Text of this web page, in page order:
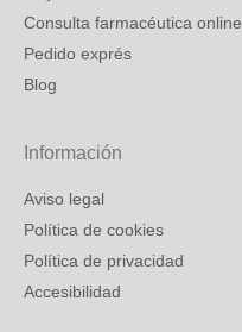
Consulta farmacéutica online
Pedido exprés
Blog
Información
Aviso legal
Política de cookies
Política de privacidad
Accesibilidad